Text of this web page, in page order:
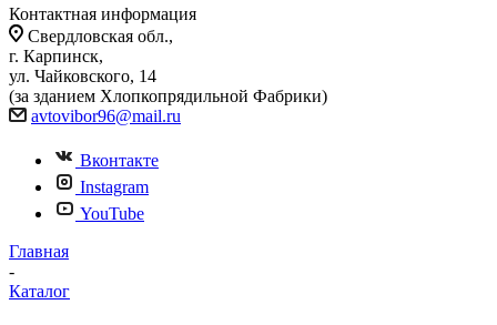
Контактная информация
Свердловская обл.,
г. Карпинск,
ул. Чайковского, 14
(за зданием Хлопкопрядильной Фабрики)
avtovibor96@mail.ru
Вконтакте
Instagram
YouTube
Главная
-
Каталог